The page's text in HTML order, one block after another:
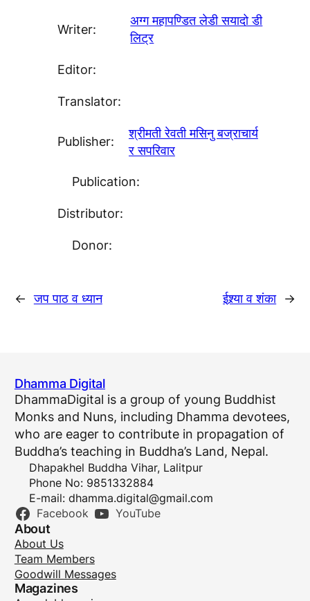
Writer:
अग्ग महापण्डित लेडी सयादो डी
लिट्र
Editor:
Translator:
Publisher:
श्रीमती रेवती मसिनु बज्राचार्य
र सपरिवार
Publication:
Distributor:
Donor:
← जप पाठ व ध्यान ईश्र्या व शंका →
Dhamma Digital
DhammaDigital is a group of young Buddhist
Monks and Nuns, including Dhamma devotees,
who are eager to contribute in propagation of
Buddha’s teaching in Buddha’s Land, Nepal.
Dhapakhel Buddha Vihar, Lalitpur
Phone No: 9851332884
E-mail: dhamma.digital@gmail.com
Facebook YouTube
About
About Us
Team Members
Goodwill Messages
Magazines